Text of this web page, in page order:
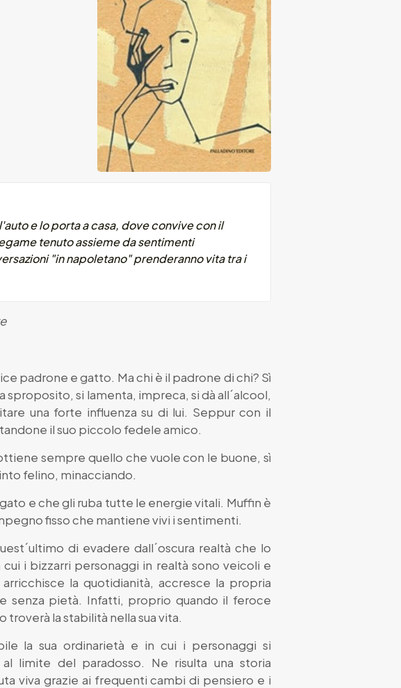
e lo porta a casa, dove convive con il
tenuto assieme da sentimenti
"in napoletano" prenderanno vita tra i
padrone e gatto. Ma chi è il padrone di chi? Sì
si lamenta, impreca, si dà all´alcool,
una forte influenza su di lui. Seppur con il
il suo piccolo fedele amico.
sempre quello che vuole con le buone, sì
felino, minacciando.
e che gli ruba tutte le energie vitali. Muffin è
fisso che mantiene vivi i sentimenti.
di evadere dall´oscura realtà che lo
i bizzarri personaggi in realtà sono veicoli e
la quotidianità, accresce la propria
senza pietà. Infatti, proprio quando il feroce
la stabilità nella sua vita.
la sua ordinarietà e in cui i personaggi si
limite del paradosso. Ne risulta una storia
viva grazie ai frequenti cambi di pensiero e i